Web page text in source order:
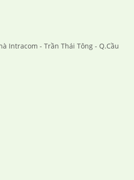
Intracom - Trần Thái Tông - Q.Cầu